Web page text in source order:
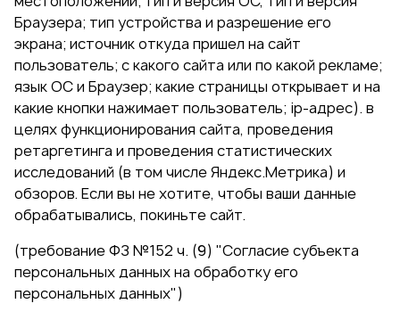
Браузера; тип устройства и разрешение его
экрана; источник откуда пришел на сайт
пользователь; с какого сайта или по какой рекламе;
язык ОС и Браузер; какие страницы открывает и на
какие кнопки нажимает пользователь; ip-адрес). в
целях функционирования сайта, проведения
ретаргетинга и проведения статистических
исследований (в том числе Яндекс.Метрика) и
обзоров. Если вы не хотите, чтобы ваши данные
обрабатывались, покиньте сайт.
(требование ФЗ №152 ч. (9) "Согласие субъекта
персональных данных на обработку его
персональных данных")